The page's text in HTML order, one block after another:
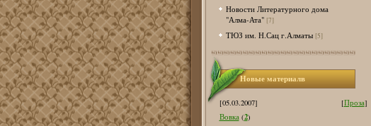
Новости Литературного дома
"Алма-Ата" [7]
ТЮЗ им. Н.Сац г.Алматы [5]
Новые материалв
[05.03.2007] [Проза]
Вовка (2)